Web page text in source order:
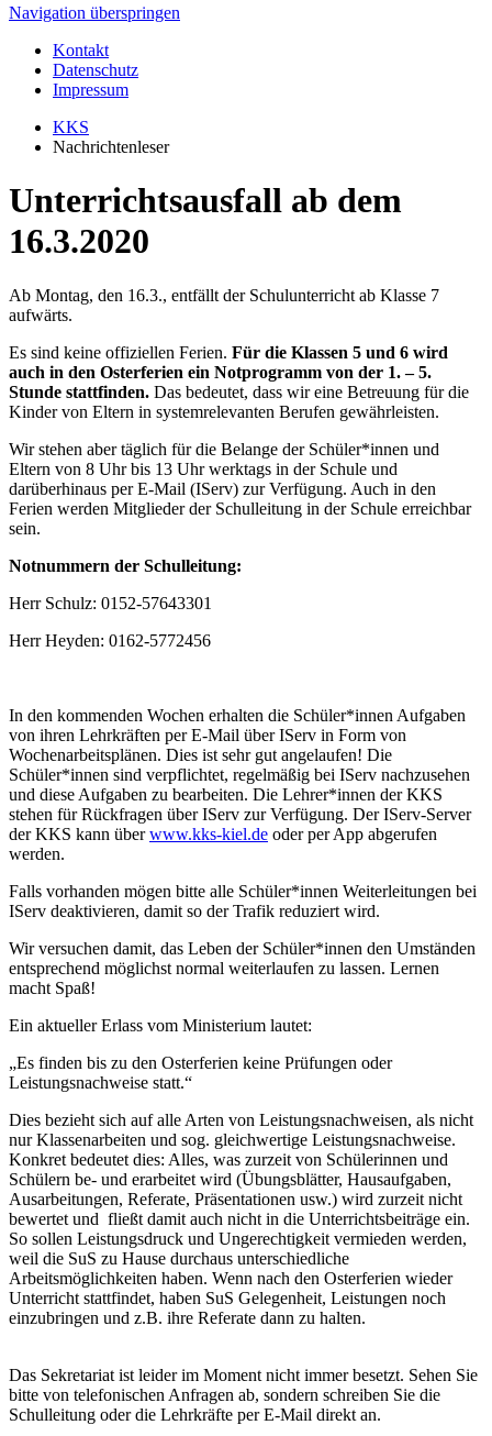
Navigation überspringen
Kontakt
Datenschutz
Impressum
KKS
Nachrichtenleser
Unterrichtsausfall ab dem
16.3.2020
Ab Montag, den 16.3., entfällt der Schulunterricht ab Klasse 7
aufwärts.
Es sind keine offiziellen Ferien. Für die Klassen 5 und 6 wird
auch in den Osterferien ein Notprogramm von der 1. – 5.
Stunde stattfinden. Das bedeutet, dass wir eine Betreuung für die
Kinder von Eltern in systemrelevanten Berufen gewährleisten.
Wir stehen aber täglich für die Belange der Schüler*innen und
Eltern von 8 Uhr bis 13 Uhr werktags in der Schule und
darüberhinaus per E-Mail (IServ) zur Verfügung. Auch in den
Ferien werden Mitglieder der Schulleitung in der Schule erreichbar
sein.
Notnummern der Schulleitung:
Herr Schulz: 0152-57643301
Herr Heyden: 0162-5772456
In den kommenden Wochen erhalten die Schüler*innen Aufgaben
von ihren Lehrkräften per E-Mail über IServ in Form von
Wochenarbeitsplänen. Dies ist sehr gut angelaufen! Die
Schüler*innen sind verpflichtet, regelmäßig bei IServ nachzusehen
und diese Aufgaben zu bearbeiten. Die Lehrer*innen der KKS
stehen für Rückfragen über IServ zur Verfügung. Der IServ-Server
der KKS kann überwww.kks-kiel.de oder per App abgerufen
werden.
Falls vorhanden mögen bitte alle Schüler*innen Weiterleitungen bei
IServ deaktivieren, damit so der Trafik reduziert wird.
Wir versuchen damit, das Leben der Schüler*innen den Umständen
entsprechend möglichst normal weiterlaufen zu lassen. Lernen
macht Spaß!
Ein aktueller Erlass vom Ministerium lautet:
„Es finden bis zu den Osterferien keine Prüfungen oder
Leistungsnachweise statt.“
Dies bezieht sich auf alle Arten von Leistungsnachweisen, als nicht
nur Klassenarbeiten und sog. gleichwertige Leistungsnachweise.
Konkret bedeutet dies: Alles, was zurzeit von Schülerinnen und
Schülern be- und erarbeitet wird (Übungsblätter, Hausaufgaben,
Ausarbeitungen, Referate, Präsentationen usw.) wird zurzeit nicht
bewertet und fließt damit auch nicht in die Unterrichtsbeiträge ein.
So sollen Leistungsdruck und Ungerechtigkeit vermieden werden,
weil die SuS zu Hause durchaus unterschiedliche
Arbeitsmöglichkeiten haben. Wenn nach den Osterferien wieder
Unterricht stattfindet, haben SuS Gelegenheit, Leistungen noch
einzubringen und z.B. ihre Referate dann zu halten.
Das Sekretariat ist leider im Moment nicht immer besetzt. Sehen Sie
bitte von telefonischen Anfragen ab, sondern schreiben Sie die
Schulleitung oder die Lehrkräfte per E-Mail direkt an.